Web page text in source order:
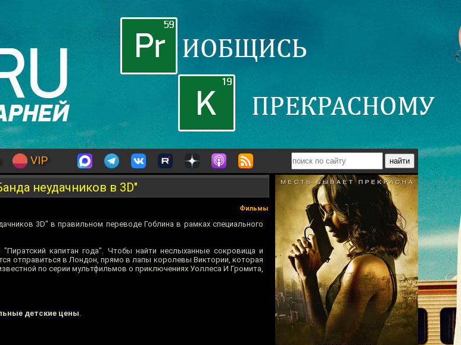
VIP
неудачников в 3D"
Фильмы
3D" в правильном переводе Гоблина в рамках специального
капитан года". Чтобы найти неслыханные сокровища и
отправиться в Лондон, прямо в лапы королевы Виктории, которая
по серии мультфильмов о приключениях Уоллеса И Громита,
детские цены.